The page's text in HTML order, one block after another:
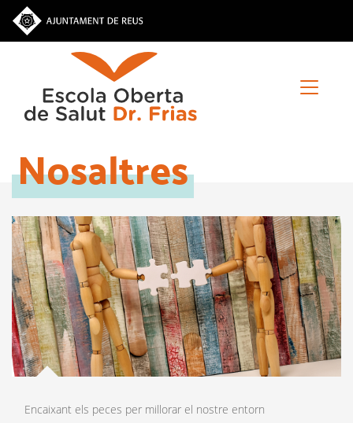
Vés
Nosaltres
Inici
Encaixant els peces per millorar el nostre entorn